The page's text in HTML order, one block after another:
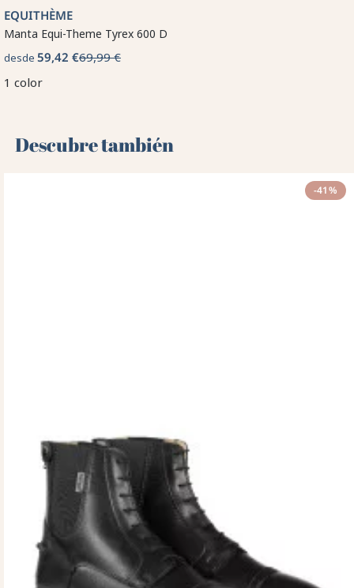
EQUITHÈME
Manta Equi-Theme Tyrex 600 D
desde 59,42 €69,99 €
1 color
Descubre también 🌻
-41%